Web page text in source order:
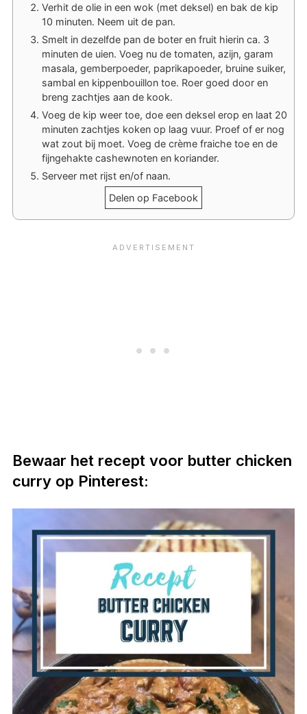
Verhit de olie in een wok (met deksel) en bak de kip
10 minuten. Neem uit de pan.
Smelt in dezelfde pan de boter en fruit hierin ca. 3
minuten de uien. Voeg nu de tomaten, azijn, garam
masala, gemberpoeder, paprikapoeder, bruine suiker,
sambal en kippenbouillon toe. Roer goed door en
breng zachtjes aan de kook.
Voeg de kip weer toe, doe een deksel erop en laat 20
minuten zachtjes koken op laag vuur. Proef of er nog
wat zout bij moet. Voeg de crème fraiche toe en de
fijngehakte cashewnoten en koriander.
Serveer met rijst en/of naan.
Delen op Facebook
Bewaar het recept voor butter chicken
curry op Pinterest: